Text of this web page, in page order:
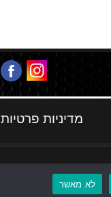
מדיניות פרטיות
לא מאשר